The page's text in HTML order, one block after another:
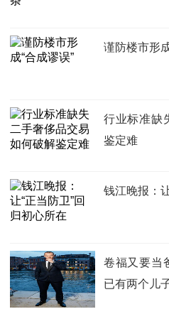
谨防楼市形
行业标准缺
鉴定难
钱江晚报：
卷福又要当
已有两个儿